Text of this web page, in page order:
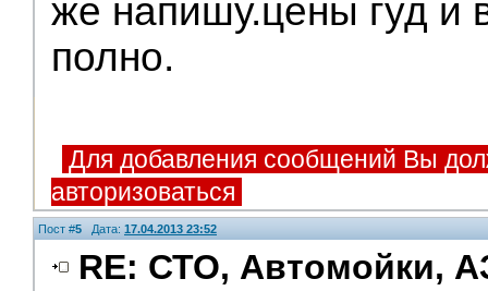
же напишу.цены гуд и
полно.
Для добавления сообщений Вы
авторизоваться
Пост #5 Дата: 17.04.2013 23:52
RE: СТО, Автомойки,